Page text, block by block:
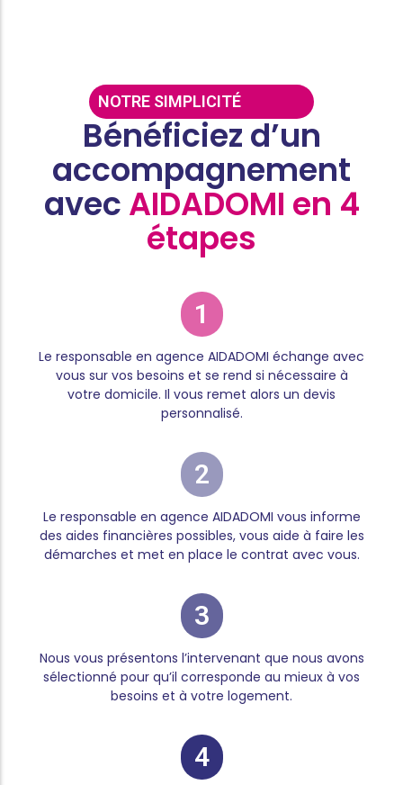
NOTRE SIMPLICITÉ
Bénéficiez d’un
accompagnement
avec AIDADOMI en 4
étapes
1
Le responsable en agence AIDADOMI échange avec
vous sur vos besoins et se rend si nécessaire à
votre domicile. Il vous remet alors un devis
personnalisé.
2
Le responsable en agence AIDADOMI vous informe
des aides financières possibles, vous aide à faire les
démarches et met en place le contrat avec vous.
3
Nous vous présentons l’intervenant que nous avons
sélectionné pour qu’il corresponde au mieux à vos
besoins et à votre logement.
4